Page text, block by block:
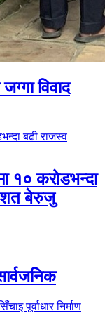
विवाद
१० करोडभन्दा
बेरुजु